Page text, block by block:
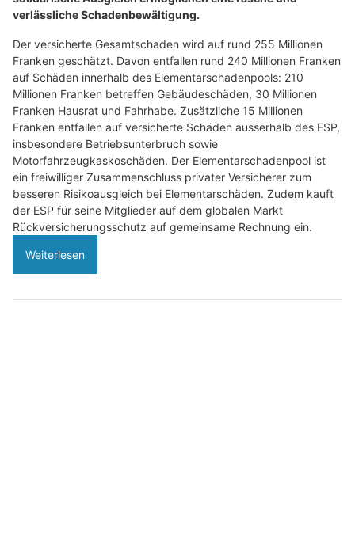
verlässliche Schadenbewältigung.
Der versicherte Gesamtschaden wird auf rund 255 Millionen
Franken geschätzt. Davon entfallen rund 240 Millionen Franken
auf Schäden innerhalb des Elementarschadenpools: 210
Millionen Franken betreffen Gebäudeschäden, 30 Millionen
Franken Hausrat und Fahrhabe. Zusätzliche 15 Millionen
Franken entfallen auf versicherte Schäden ausserhalb des ESP,
insbesondere Betriebsunterbruch sowie
Motorfahrzeugkaskoschäden. Der Elementarschadenpool ist
ein freiwilliger Zusammenschluss privater Versicherer zum
besseren Risikoausgleich bei Elementarschäden. Zudem kauft
der ESP für seine Mitglieder auf dem globalen Markt
Rückversicherungsschutz auf gemeinsame Rechnung ein.
Weiterlesen